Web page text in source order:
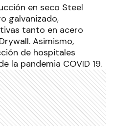
en seco Steel
galvanizado,
tanto en acero
Asimismo,
de hospitales
la pandemia COVID 19.